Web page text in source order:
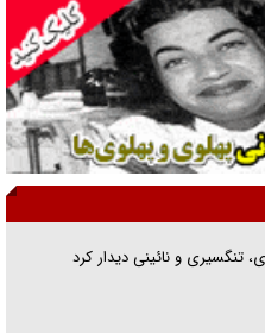
مکانت معنوی رهبر شهید را
تنگسیری و نائینی دیدار کرد